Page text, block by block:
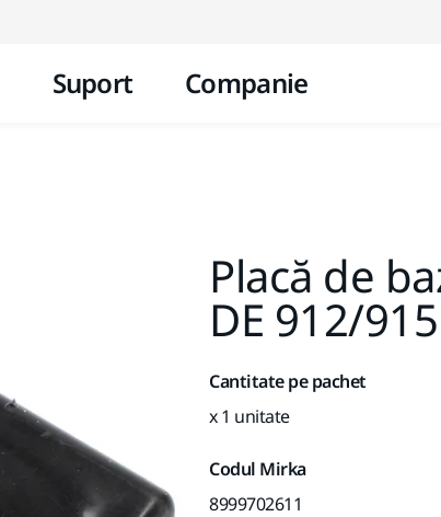
Suport Companie
Placă de
DE 912/915
Cantitate pe pachet
x 1 unitate
Codul Mirka
8999702611